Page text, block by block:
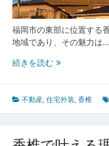
福岡市の東部に位置する
地域であり、その魅力は…
続きを読む香
魅
力
不動産,住宅外装,香椎